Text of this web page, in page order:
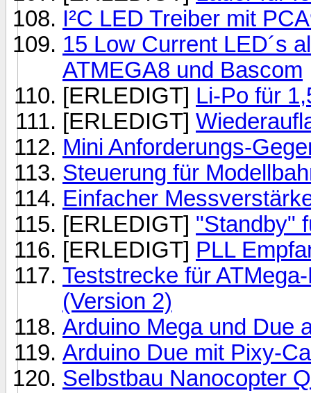
I²C LED Treiber mit
15 Low Current LED´s
ATMEGA8 und Bascom
[ERLEDIGT] Li-Po für
[ERLEDIGT]
Mini Anforderungs-
Steuerung für
Einfacher
[ERLEDIGT] "Standby"
[ERLEDIGT] PLL
Teststrecke für
(Version 2)
Arduino Mega und Due
Arduino Due mit Pixy-
Selbstbau Nanocopter